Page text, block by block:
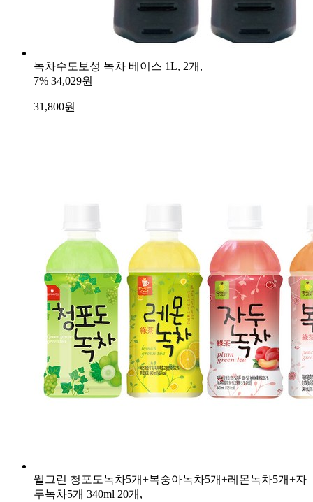
녹차수도보성 녹차 베이스 1L, 2개,
7% 34,029원
31,800원
웰그린 청포도녹차5개+복숭아녹차5개+레몬녹차5개+자
두녹차5개 340ml 20개,